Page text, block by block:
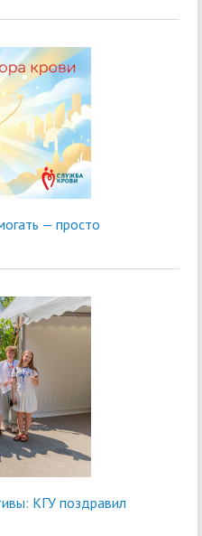
— просто
КГУ поздравил